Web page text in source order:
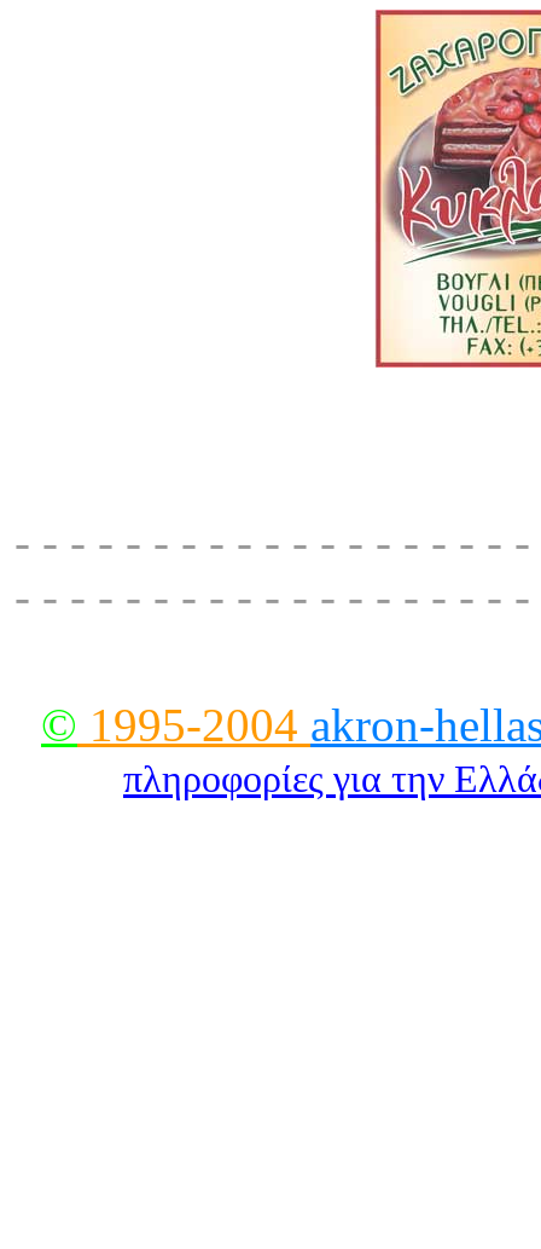
- - - - - - - - - - - - - - - - - -
- - - - - - - - - - - - - - - - - -
© 1995-2004 akron-
πληροφορίες για την